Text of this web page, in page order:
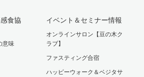
食協
意味
イベント＆セミナー情報
オンラインサロン【豆の木ク
ラブ】
ファスティング合宿
ハッピーウォーク＆ベジタサ